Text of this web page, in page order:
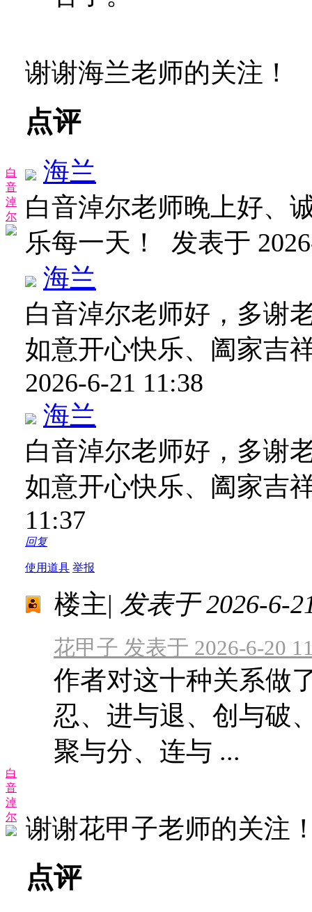
白
音
淖
尔
谢谢海兰老师的关注！
点评
海兰
白音淖尔老师晚上好、
乐每一天！ 发表于
海兰
白音淖尔老师好，多谢
如意开心快乐、阖家吉
2026-6-21 11:38
海兰
白音淖尔老师好，多谢
如意开心快乐、阖家吉
11:37
回复
使用道具 举报
白
音
淖
尔
楼主| 发表于 2026-6-
花甲子 发表于 2026-6-20
作者对这十种关系做
忍、进与退、创与破
聚与分、连与 ...
谢谢花甲子老师的关注
点评